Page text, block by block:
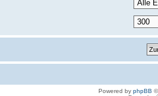
Powered by phpBB